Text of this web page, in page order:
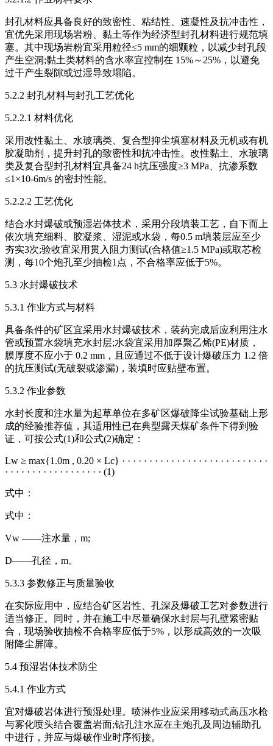
封孔材料应具备良好的致密性、粘结性、速凝性及抗冲击性，
宜优先采用现场岩粉、黏土等作为经济型封孔材料进行规范填
塞。其中现场岩粉宜采用粒径≤5 mm的细颗粒，以减少封孔段
产生空洞;黏土类材料的含水率宜控制在 15%～25%，以避免
过干产生裂隙或过湿导致塌陷。
5.2.2 封孔材料与封孔工艺优化
5.2.2.1 材料优化
采用改性黏土、水玻璃类、复合型抑尘填塞材料及无机或有机
胶凝助剂，提升封孔的致密性和抗冲击性。改性黏土、水玻璃
类及复合型封孔材料宜具备24 h抗压强度≥3 MPa、抗渗系数
≤1×10-6m/s 的密封性能。
5.2.2.2 工艺优化
结合水封爆破或预湿岩体技术，采用分段填装工艺，自下而上
依次填充细料、胶凝浆、湿泥或水袋，每0.5 m填装层应至少
夯实3次;验收宜采用贯入阻力测试(合格值≥1.5 MPa)或取芯检
测，每10个炮孔至少抽检1点，不合格率应低于5%。
5.3 水封爆破技术
5.3.1 作业方式与材料
具备条件的矿区宜采用水封爆破技术，装药完成后应利用注水
管或预置水袋填充水封层;水袋宜采用加厚聚乙烯(PE)材质，
膜厚度不应小于 0.2 mm，且应通过不低于设计爆破压力 1.2 倍
的抗压测试(无破裂或渗漏)，装填时应贴壁布置。
5.3.2 作业参数
水封长度和注水量为起草单位在多矿区爆破降尘试验基础上形
成的经验推荐值，其适用性已在典型露天煤矿条件下得到验
证，可按公式(1)和公式(2)确定：
Lw ≥ max{1.0m , 0.20 × Lc} · · · · · · · · · · · · · · · · · · · · · · · · · · ·
· · · · · · · · · · · · · · · · · · (1)
式中：
式中：
Vw ——注水量，m;
D——孔径，m。
5.3.3 参数修正与质量验收
在实际应用中，应结合矿区岩性、孔深及爆破工艺对参数进行
适当修正。同时，并在施工中尽量确保水封层与孔壁紧密贴
合，现场验收抽检不合格率应低于5%，以形成高效的一次吸
附降尘屏障。
5.4 预湿岩体技术防尘
5.4.1 作业方式
宜对爆破岩体进行预湿处理。喷淋作业应采用移动式高压水枪
与雾化喷头结合覆盖岩面;钻孔注水应在主炮孔及周边辅助孔
中进行，并应与爆破作业时序衔接。